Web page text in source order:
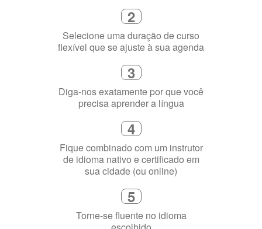
Selecione uma duração de curso
flexível que se ajuste à sua agenda
3
Diga-nos exatamente por que você
precisa aprender a língua
4
Fique combinado com um instrutor
de idioma nativo e certificado em
sua cidade (ou online)
5
Torne-se fluente no idioma
escolhido